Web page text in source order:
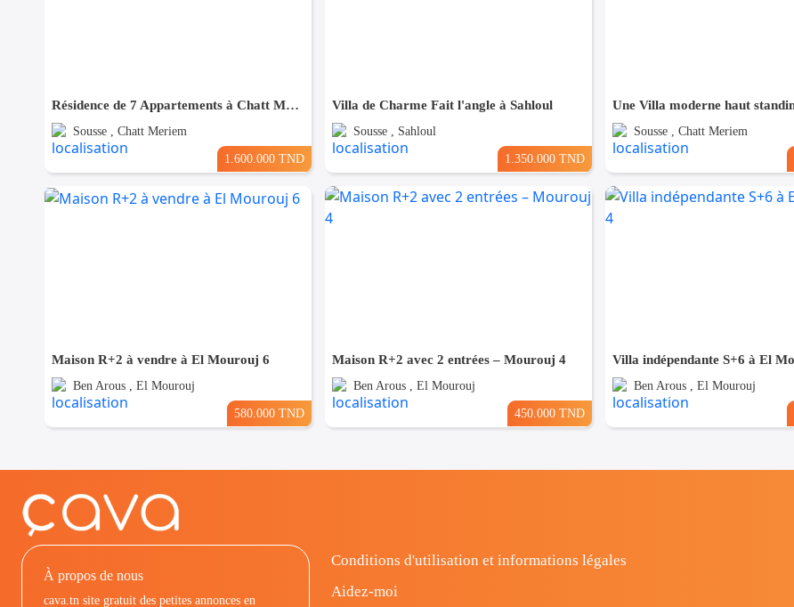
Résidence de 7 Appartements à Chatt Mariem prés de la Mer
Sousse , Chatt Meriem
1.600.000 TND
Villa de Charme Fait l'angle à Sahloul
Sousse , Sahloul
1.350.000 TND
Sousse , Chatt Meriem
Maison R+2 à vendre à El Mourouj 6
Ben Arous , El Mourouj
580.000 TND
Maison R+2 avec 2 entrées – Mourouj 4
Ben Arous , El Mourouj
450.000 TND
Villa indépendante S+6 à El
Ben Arous , El Mourouj
À propos de nous
cava.tn site gratuit des petites annonces en
Conditions d'utilisation et informations légales
Aidez-moi